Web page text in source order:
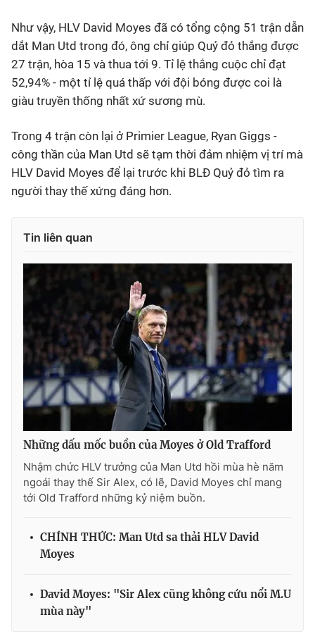
Như vậy, HLV David Moyes đã có tổng cộng 51 trận dẫn
dắt Man Utd trong đó, ông chỉ giúp Quỷ đỏ thắng được
27 trận, hòa 15 và thua tới 9. Tỉ lệ thắng cuộc chỉ đạt
52,94% - một tỉ lệ quá thấp với đội bóng được coi là
giàu truyền thống nhất xứ sương mù.
Trong 4 trận còn lại ở Primier League, Ryan Giggs -
công thần của Man Utd sẽ tạm thời đảm nhiệm vị trí mà
HLV David Moyes để lại trước khi BLĐ Quỷ đỏ tìm ra
người thay thế xứng đáng hơn.
Tin liên quan
Những dấu mốc buồn của Moyes ở Old Trafford
Nhậm chức HLV trưởng của Man Utd hồi mùa hè năm
ngoái thay thế Sir Alex, có lẽ, David Moyes chỉ mang
tới Old Trafford những kỷ niệm buồn.
CHÍNH THỨC: Man Utd sa thải HLV David
Moyes
David Moyes: "Sir Alex cũng không cứu nổi M.U
mùa này"